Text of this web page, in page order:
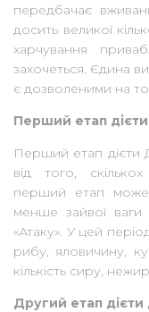
передбачає
досить великої
харчування
захочеться. Єдина
є дозволеними на
Перший етап
Перший етап дієти
від того,
перший етап може
менше зайвої
«Атаку». У цей
рибу, яловичину,
кількість сиру,
Другий етап